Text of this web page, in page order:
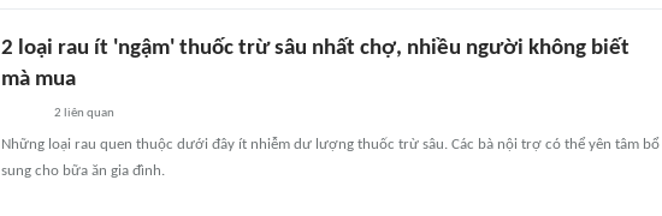
2 loại rau ít 'ngậm' thuốc trừ sâu nhất chợ, nhiều người không biết
mà mua
2 liên quan
Những loại rau quen thuộc dưới đây ít nhiễm dư lượng thuốc trừ sâu. Các bà nội trợ có thể yên tâm bổ
sung cho bữa ăn gia đình.